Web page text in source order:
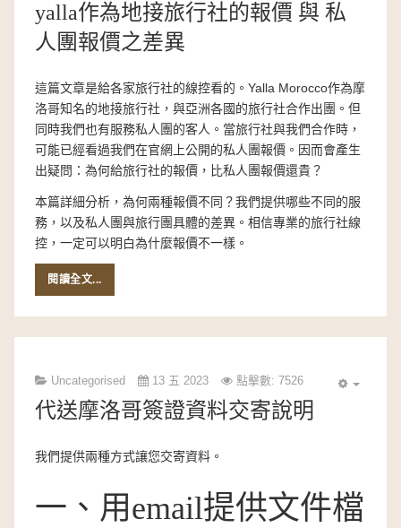
yalla作為地接旅行社的報價 與 私
人團報價之差異
這篇文章是給各家旅行社的線控看的。Yalla Morocco作為摩
洛哥知名的地接旅行社，與亞洲各國的旅行社合作出團。但
同時我們也有服務私人團的客人。當旅行社與我們合作時，
可能已經看過我們在官網上公開的私人團報價。因而會產生
出疑問：為何給旅行社的報價，比私人團報價還貴？
本篇詳細分析，為何兩種報價不同？我們提供哪些不同的服
務，以及私人團與旅行團具體的差異。相信專業的旅行社線
控，一定可以明白為什麼報價不一樣。
閱讀全文...
Uncategorised 13 五 2023 點擊數: 7526
代送摩洛哥簽證資料交寄說明
我們提供兩種方式讓您交寄資料。
一、用email提供文件檔